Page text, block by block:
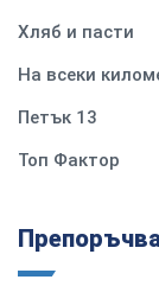
Хляб и пасти
На всеки
Петък 13
Топ Фактор